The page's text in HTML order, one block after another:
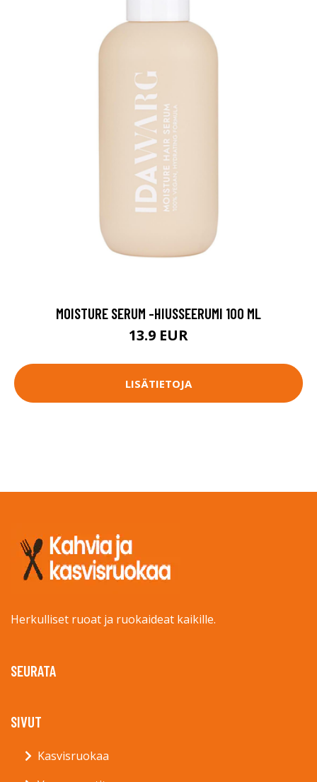
MOISTURE SERUM -HIUSSEERUMI 100 ML
13.9 EUR
LISÄTIETOJA
Herkulliset ruoat ja ruokaideat kaikille.
SEURATA
SIVUT
Kasvisruokaa